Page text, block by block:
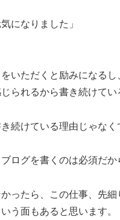
になりました」
いただくと励みになる
られるから書き続けてい
続けている理由じゃなく
ログを書くのは必須だか
ったら、この仕事、先
う面もあると思います。